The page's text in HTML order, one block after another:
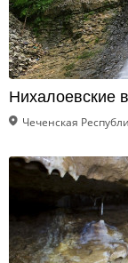
Нихалоевские
Чеченская